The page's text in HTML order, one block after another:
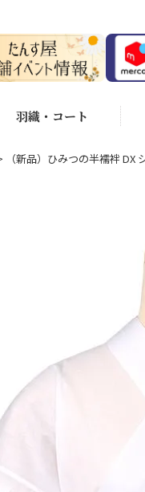
羽織・コート
（新品）ひみつの半襦袢 DX